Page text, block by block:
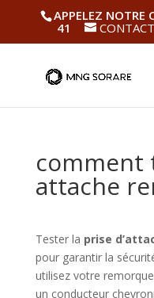
APPELEZ NOTRE
41
comment
attache
Tester la prise
pour garantir la
utilisez votre
un conducteur